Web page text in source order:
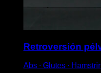
Retroversión
Abs ∙ Glutes ∙